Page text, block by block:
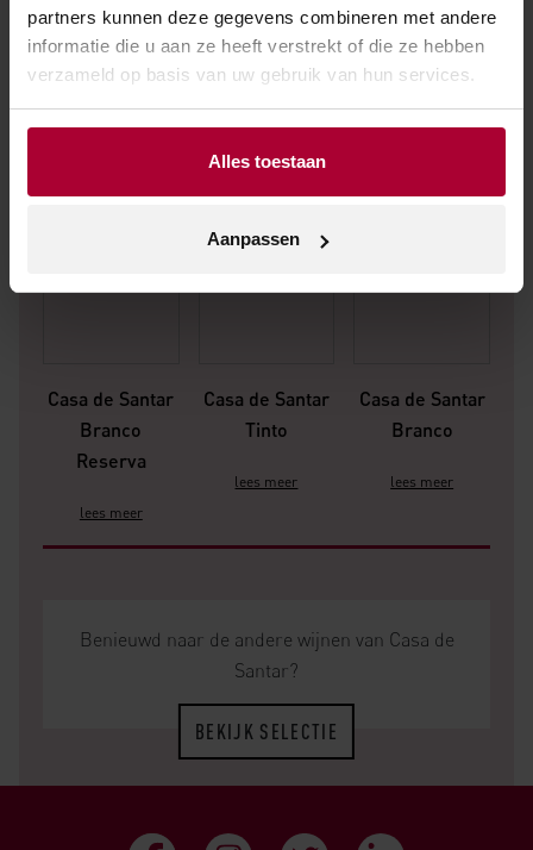
partners kunnen deze gegevens combineren met andere
informatie die u aan ze heeft verstrekt of die ze hebben
verzameld op basis van uw gebruik van hun services.
Alles toestaan
Aanpassen
Andere wijnen van Casa de Santar
Casa de Santar
Branco
Reserva
lees meer
Casa de Santar
Tinto
lees meer
Casa de Santar
Branco
lees meer
Benieuwd naar de andere wijnen van Casa de
Santar?
BEKIJK SELECTIE